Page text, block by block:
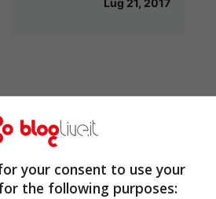
Lug 21, 2017
Scozia, condanna
per una donna che
ha abbandonato il
your consent to use your
the following purposes: